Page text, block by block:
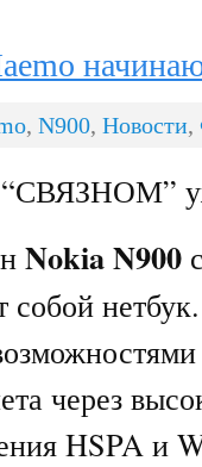
, N900, Новости,
“СВЯЗНОМ”
Nokia N900
собой
через
HSPA и